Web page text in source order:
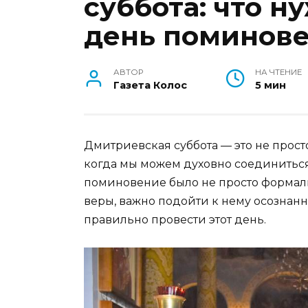
суббота: что
день
АВТОР
Газета Колос
НА ЧТЕНИЕ
5 мин
Дмитриевская суббота — это не
когда мы можем духовно
поминовение было не просто
веры, важно подойти к нему
правильно провести этот день.